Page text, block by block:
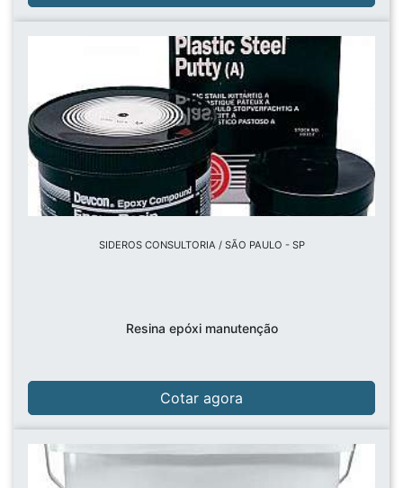
SIDEROS CONSULTORIA / SÃO PAULO - SP
Resina epóxi manutenção
Cotar agora